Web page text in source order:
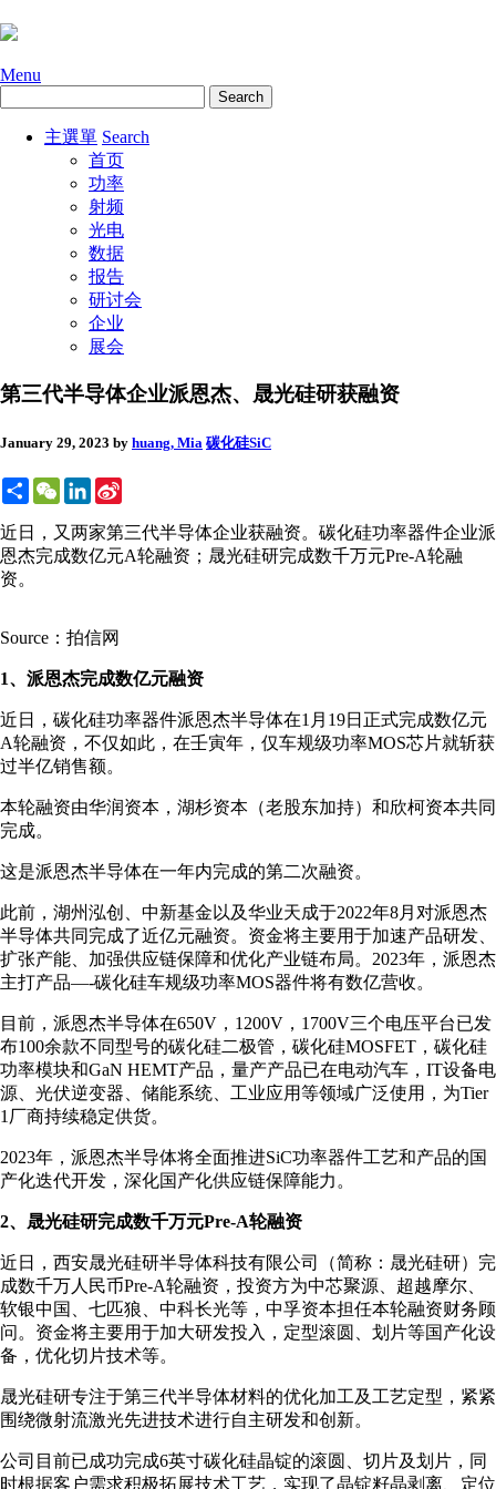
Menu
主選單 Search
首页
功率
射频
光电
数据
报告
研讨会
企业
展会
第三代半导体企业派恩杰、晟光硅研获融资
January 29, 2023 by huang, Mia 碳化硅SiC
ShareWeChatLinkedIn
近日，又两家第三代半导体企业获融资。碳化硅功率器件企业派
恩杰完成数亿元A轮融资；晟光硅研完成数千万元Pre-A轮融
资。
Source：拍信网
1、派恩杰完成数亿元融资
近日，碳化硅功率器件派恩杰半导体在1月19日正式完成数亿元
A轮融资，不仅如此，在壬寅年，仅车规级功率MOS芯片就斩获
过半亿销售额。
本轮融资由华润资本，湖杉资本（老股东加持）和欣柯资本共同
完成。
这是派恩杰半导体在一年内完成的第二次融资。
此前，湖州泓创、中新基金以及华业天成于2022年8月对派恩杰
半导体共同完成了近亿元融资。资金将主要用于加速产品研发、
扩张产能、加强供应链保障和优化产业链布局。2023年，派恩杰
主打产品—-碳化硅车规级功率MOS器件将有数亿营收。
目前，派恩杰半导体在650V，1200V，1700V三个电压平台已发
布100余款不同型号的碳化硅二极管，碳化硅MOSFET，碳化硅
功率模块和GaN HEMT产品，量产产品已在电动汽车，IT设备电
源、光伏逆变器、储能系统、工业应用等领域广泛使用，为Tier
1厂商持续稳定供货。
2023年，派恩杰半导体将全面推进SiC功率器件工艺和产品的国
产化迭代开发，深化国产化供应链保障能力。
2、晟光硅研完成数千万元Pre-A轮融资
近日，西安晟光硅研半导体科技有限公司（简称：晟光硅研）完
成数千万人民币Pre-A轮融资，投资方为中芯聚源、超越摩尔、
软银中国、七匹狼、中科长光等，中孚资本担任本轮融资财务顾
问。资金将主要用于加大研发投入，定型滚圆、划片等国产化设
备，优化切片技术等。
晟光硅研专注于第三代半导体材料的优化加工及工艺定型，紧紧
围绕微射流激光先进技术进行自主研发和创新。
公司目前已成功完成6英寸碳化硅晶锭的滚圆、切片及划片，同
时根据客户需求积极拓展技术工艺，实现了晶锭籽晶剥离、定位